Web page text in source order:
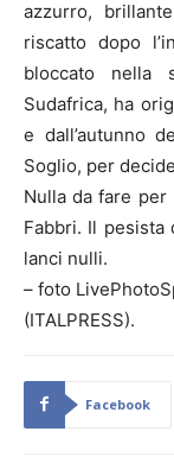
azzurro,
riscatto dopo
bloccato nella
Sudafrica, ha
e dall’autunno
Soglio, per
Nulla da fare per
Fabbri. Il pesista
lanci nulli.
– foto
(ITALPRESS).
Facebook